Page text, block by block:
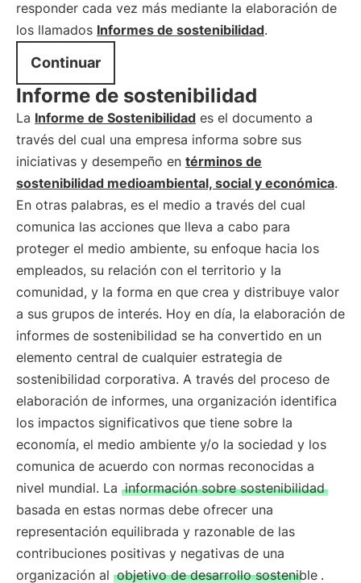
responder cada vez más mediante la elaboración de
los llamados Informes de sostenibilidad.
Continuar
Informe de sostenibilidad
La Informe de Sostenibilidad es el documento a
través del cual una empresa informa sobre sus
iniciativas y desempeño en términos de
sostenibilidad medioambiental, social y económica.
En otras palabras, es el medio a través del cual
comunica las acciones que lleva a cabo para
proteger el medio ambiente, su enfoque hacia los
empleados, su relación con el territorio y la
comunidad, y la forma en que crea y distribuye valor
a sus grupos de interés. Hoy en día, la elaboración de
informes de sostenibilidad se ha convertido en un
elemento central de cualquier estrategia de
sostenibilidad corporativa. A través del proceso de
elaboración de informes, una organización identifica
los impactos significativos que tiene sobre la
economía, el medio ambiente y/o la sociedad y los
comunica de acuerdo con normas reconocidas a
nivel mundial. La información sobre sostenibilidad
basada en estas normas debe ofrecer una
representación equilibrada y razonable de las
contribuciones positivas y negativas de una
organización al objetivo de desarrollo sostenible .